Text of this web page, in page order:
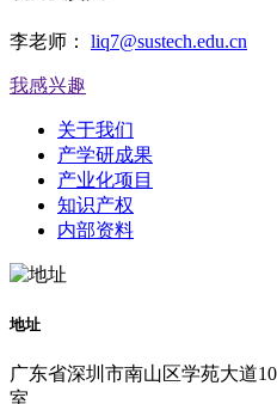
李老师： liq7@sustech.edu.cn
我感兴趣
关于我们
产学研成果
产业化项目
知识产权
内部资料
地址
广东省深圳市南山区学苑大道
室